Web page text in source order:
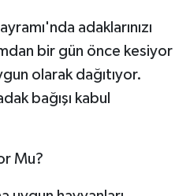
adaklarınızı
bir gün önce kesiyor
olarak dağıtıyor.
bağışı kabul
Mu?